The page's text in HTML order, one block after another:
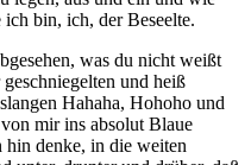
bin, ich, der Beseelte.
was du nicht weißt
und heiß
Hahaha, Hohoho und
mir ins absolut Blaue
hin denke, in die weiten